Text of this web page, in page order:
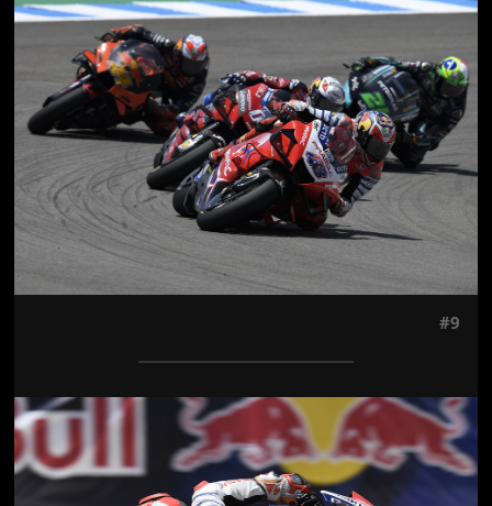
Jön még kép!
#9
Jön még kép!